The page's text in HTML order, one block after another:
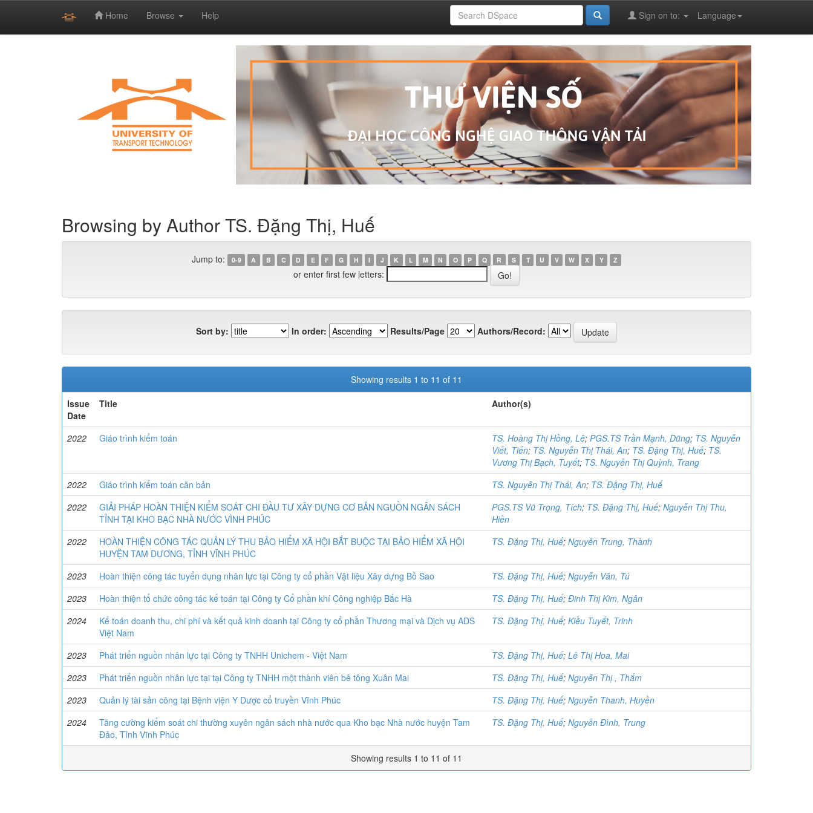
Home Browse Help Language
Sign on to:
Browsing by Author TS. Đặng Thị, Huế
Jump to: 0-9 A B C D E F G H I J K L M N O P Q R S T U V W X Y Z
or enter first few letters:
Sort by: In order: Results/Page Authors/Record:
Showing results 1 to 11 of 11
Issue
Date
Title Author(s)
2022 Giáo trình kiểm toán TS. Hoàng Thị Hồng, Lê; PGS.TS Trần Mạnh, Dũng; TS. Nguyễn
Viết, Tiến; TS. Nguyễn Thị Thái, An; TS. Đặng Thị, Huế; TS.
Vương Thị Bạch, Tuyết; TS. Nguyễn Thị Quỳnh, Trang
2022
Giáo trình kiểm toán căn bản TS. Nguyễn Thị Thái, An; TS. Đặng Thị, Huế
2022
GIẢI PHÁP HOÀN THIỆN KIỂM SOÁT CHI ĐẦU TƯ XÂY DỰNG CƠ BẢN NGUỒN NGÂN SÁCH
TỈNH TẠI KHO BẠC NHÀ NƯỚC VĨNH PHÚC
PGS.TS Vũ Trọng, Tích; TS. Đặng Thị, Huế; Nguyễn Thị Thu,
Hiền
2022
HOÀN THIỆN CÔNG TÁC QUẢN LÝ THU BẢO HIỂM XÃ HỘI BẮT BUỘC TẠI BẢO HIỂM XÃ HỘI
HUYỆN TAM DƯƠNG, TỈNH VĨNH PHÚC
TS. Đặng Thị, Huế; Nguyễn Trung, Thành
2023 Hoàn thiện công tác tuyển dụng nhân lực tại Công ty cổ phần Vật liệu Xây dựng Bồ Sao TS. Đặng Thị, Huế; Nguyễn Văn, Tú
2023
Hoàn thiện tổ chức công tác kế toán tại Công ty Cổ phần khí Công nghiệp Bắc Hà TS. Đặng Thị, Huế; Đinh Thị Kim, Ngân
2024
Kế toán doanh thu, chi phí và kết quả kinh doanh tại Công ty cổ phần Thương mại và Dịch vụ ADS
Việt Nam
TS. Đặng Thị, Huế; Kiều Tuyết, Trinh
2023 Phát triển nguồn nhân lực tại Công ty TNHH Unichem - Việt Nam TS. Đặng Thị, Huế; Lê Thị Hoa, Mai
2023
Phát triển nguồn nhân lực tại tại Công ty TNHH một thành viên bê tông Xuân Mai TS. Đặng Thị, Huế; Nguyễn Thị , Thắm
2023
Quản lý tài sản công tại Bệnh viện Y Dược cổ truyền Vĩnh Phúc TS. Đặng Thị, Huế; Nguyễn Thanh, Huyền
2024
Tăng cường kiểm soát chi thường xuyên ngân sách nhà nước qua Kho bạc Nhà nước huyện Tam
Đảo, Tỉnh Vĩnh Phúc
TS. Đặng Thị, Huế; Nguyễn Đình, Trung
Showing results 1 to 11 of 11